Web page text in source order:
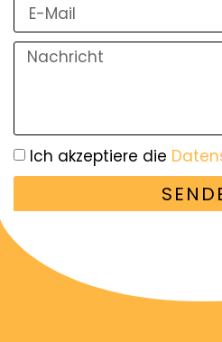
Ich akzeptiere die